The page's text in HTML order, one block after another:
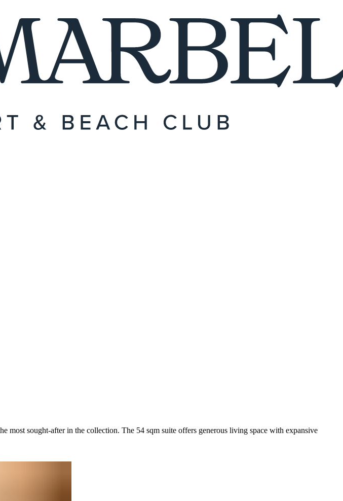
most sought-after in the collection. The 54 sqm suite offers generous living space with expansive